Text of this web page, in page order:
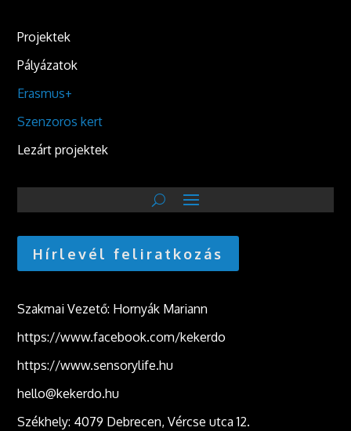
Projektek
Pályázatok
Erasmus+
Szenzoros kert
Lezárt projektek
Hírlevél feliratkozás
Szakmai Vezető: Hornyák Mariann
https://www.facebook.com/kekerdo
https://www.sensorylife.hu
hello@kekerdo.hu
Székhely: 4079 Debrecen, Vércse utca 12.